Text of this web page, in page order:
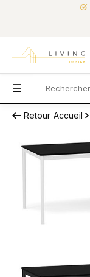
Retour Accueil